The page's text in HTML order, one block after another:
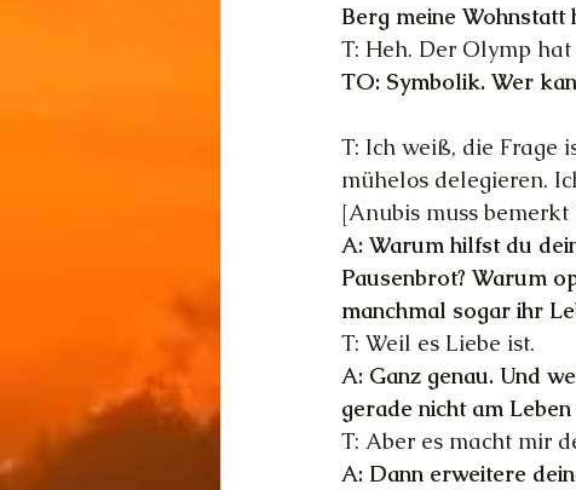
Berg meine Wohnstatt
T: Heh. Der Olymp hat
TO: Symbolik. Wer
T: Ich weiß, die Frage
mühelos delegieren.
[Anubis muss
A: Warum hilfst du
Pausenbrot? Warum
manchmal sogar ihr
T: Weil es Liebe ist.
A: Ganz genau. Und
gerade nicht am
T: Aber es macht mir
A: Dann erweitere